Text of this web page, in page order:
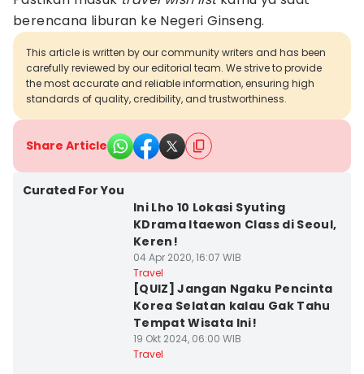
berencana liburan ke Negeri Ginseng.
This article is written by our community writers and has been
carefully reviewed by our editorial team. We strive to provide
the most accurate and reliable information, ensuring high
standards of quality, credibility, and trustworthiness.
Share Article
Curated For You
Ini Lho 10 Lokasi Syuting
KDrama Itaewon Class di Seoul,
Keren!
04 Apr 2020, 16:07 WIB
Travel
[QUIZ] Jangan Ngaku Pencinta
Korea Selatan kalau Gak Tahu
Tempat Wisata Ini!
19 Okt 2024, 06:00 WIB
Travel